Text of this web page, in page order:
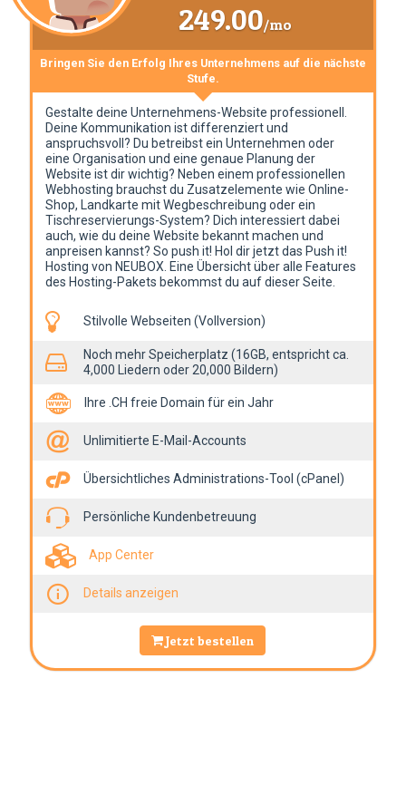
249.00/mo
Bringen Sie den Erfolg Ihres Unternehmens auf die nächste
Stufe.
Gestalte deine Unternehmens-Website professionell.
Deine Kommunikation ist differenziert und
anspruchsvoll? Du betreibst ein Unternehmen oder
eine Organisation und eine genaue Planung der
Website ist dir wichtig? Neben einem professionellen
Webhosting brauchst du Zusatzelemente wie Online-
Shop, Landkarte mit Wegbeschreibung oder ein
Tischreservierungs-System? Dich interessiert dabei
auch, wie du deine Website bekannt machen und
anpreisen kannst? So push it! Hol dir jetzt das Push it!
Hosting von NEUBOX. Eine Übersicht über alle Features
des Hosting-Pakets bekommst du auf dieser Seite.
Stilvolle Webseiten (Vollversion)
Noch mehr Speicherplatz (16GB, entspricht ca.
4,000 Liedern oder 20,000 Bildern)
Ihre .CH freie Domain für ein Jahr
Unlimitierte E-Mail-Accounts
Übersichtliches Administrations-Tool (cPanel)
Persönliche Kundenbetreuung
App Center
Details anzeigen
Jetzt bestellen